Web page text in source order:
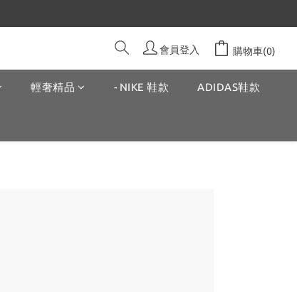
會員登入 購物車(0)
輕奢精品 - NIKE 鞋款 ADIDAS鞋款